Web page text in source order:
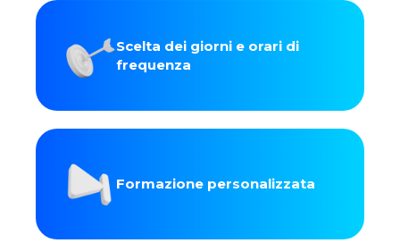
Scelta dei giorni e orari di
frequenza
Formazione personalizzata